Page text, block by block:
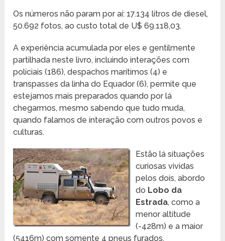
Os números não param por aí: 17.134 litros de diesel,
50.692 fotos, ao custo total de U$ 69.118,03.
A experiência acumulada por eles e gentilmente
partilhada neste livro, incluindo interações com
policiais (186), despachos marítimos (4) e
transpasses da linha do Equador (6), permite que
estejamos mais preparados quando por lá
chegarmos, mesmo sabendo que tudo muda,
quando falamos de interação com outros povos e
culturas.
Estão lá situações
curiosas vividas
pelos dois, abordo
do Lobo da
Estrada, como a
menor altitude
(-428m) e a maior
(5416m) com somente 4 pneus furados.